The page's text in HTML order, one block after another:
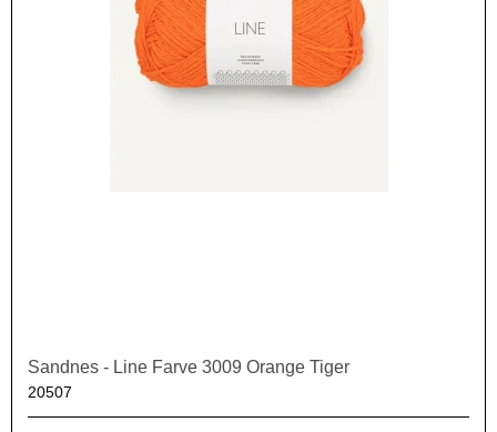
Sandnes - Line Farve 3009 Orange Tiger
20507